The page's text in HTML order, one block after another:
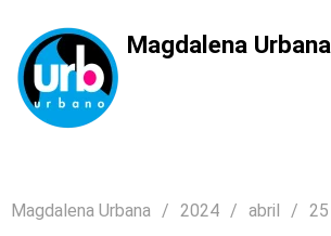
Magdalena Urbana
Magdalena Urbana 2024 abril 25